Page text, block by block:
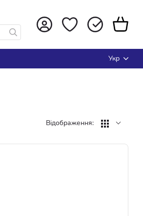
Укр
Відображення: